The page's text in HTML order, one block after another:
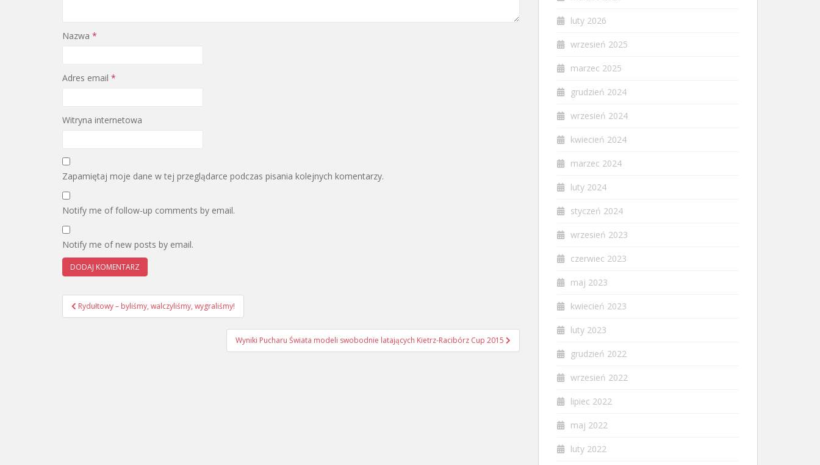
Nazwa *
Adres email *
Witryna internetowa
Zapamiętaj moje dane w tej przeglądarce podczas pisania kolejnych komentarzy.
Notify me of follow-up comments by email.
Notify me of new posts by email.
Nawigacja
wpisu
Rydułtowy – byliśmy, walczyliśmy, wygraliśmy!
Wyniki Pucharu Świata modeli swobodnie latających Kietrz-Racibórz Cup 2015
luty 2026
wrzesień 2025
marzec 2025
grudzień 2024
wrzesień 2024
kwiecień 2024
marzec 2024
luty 2024
styczeń 2024
wrzesień 2023
czerwiec 2023
maj 2023
kwiecień 2023
luty 2023
grudzień 2022
wrzesień 2022
lipiec 2022
maj 2022
luty 2022